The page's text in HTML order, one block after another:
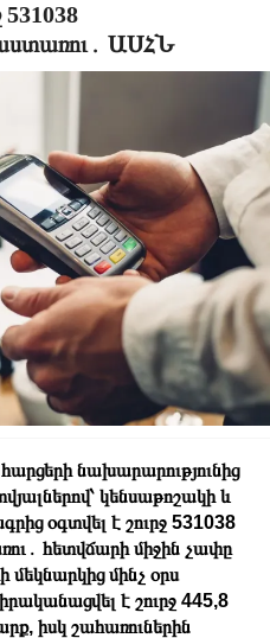
531038
ԱՍՀՆ
նախարարությունից
կենսաթոշակի և
օգտվել է շուրջ 531038
հետվճարի միջին չափը
մինչ օրս
է շուրջ 445,8
իսկ շահառուներին